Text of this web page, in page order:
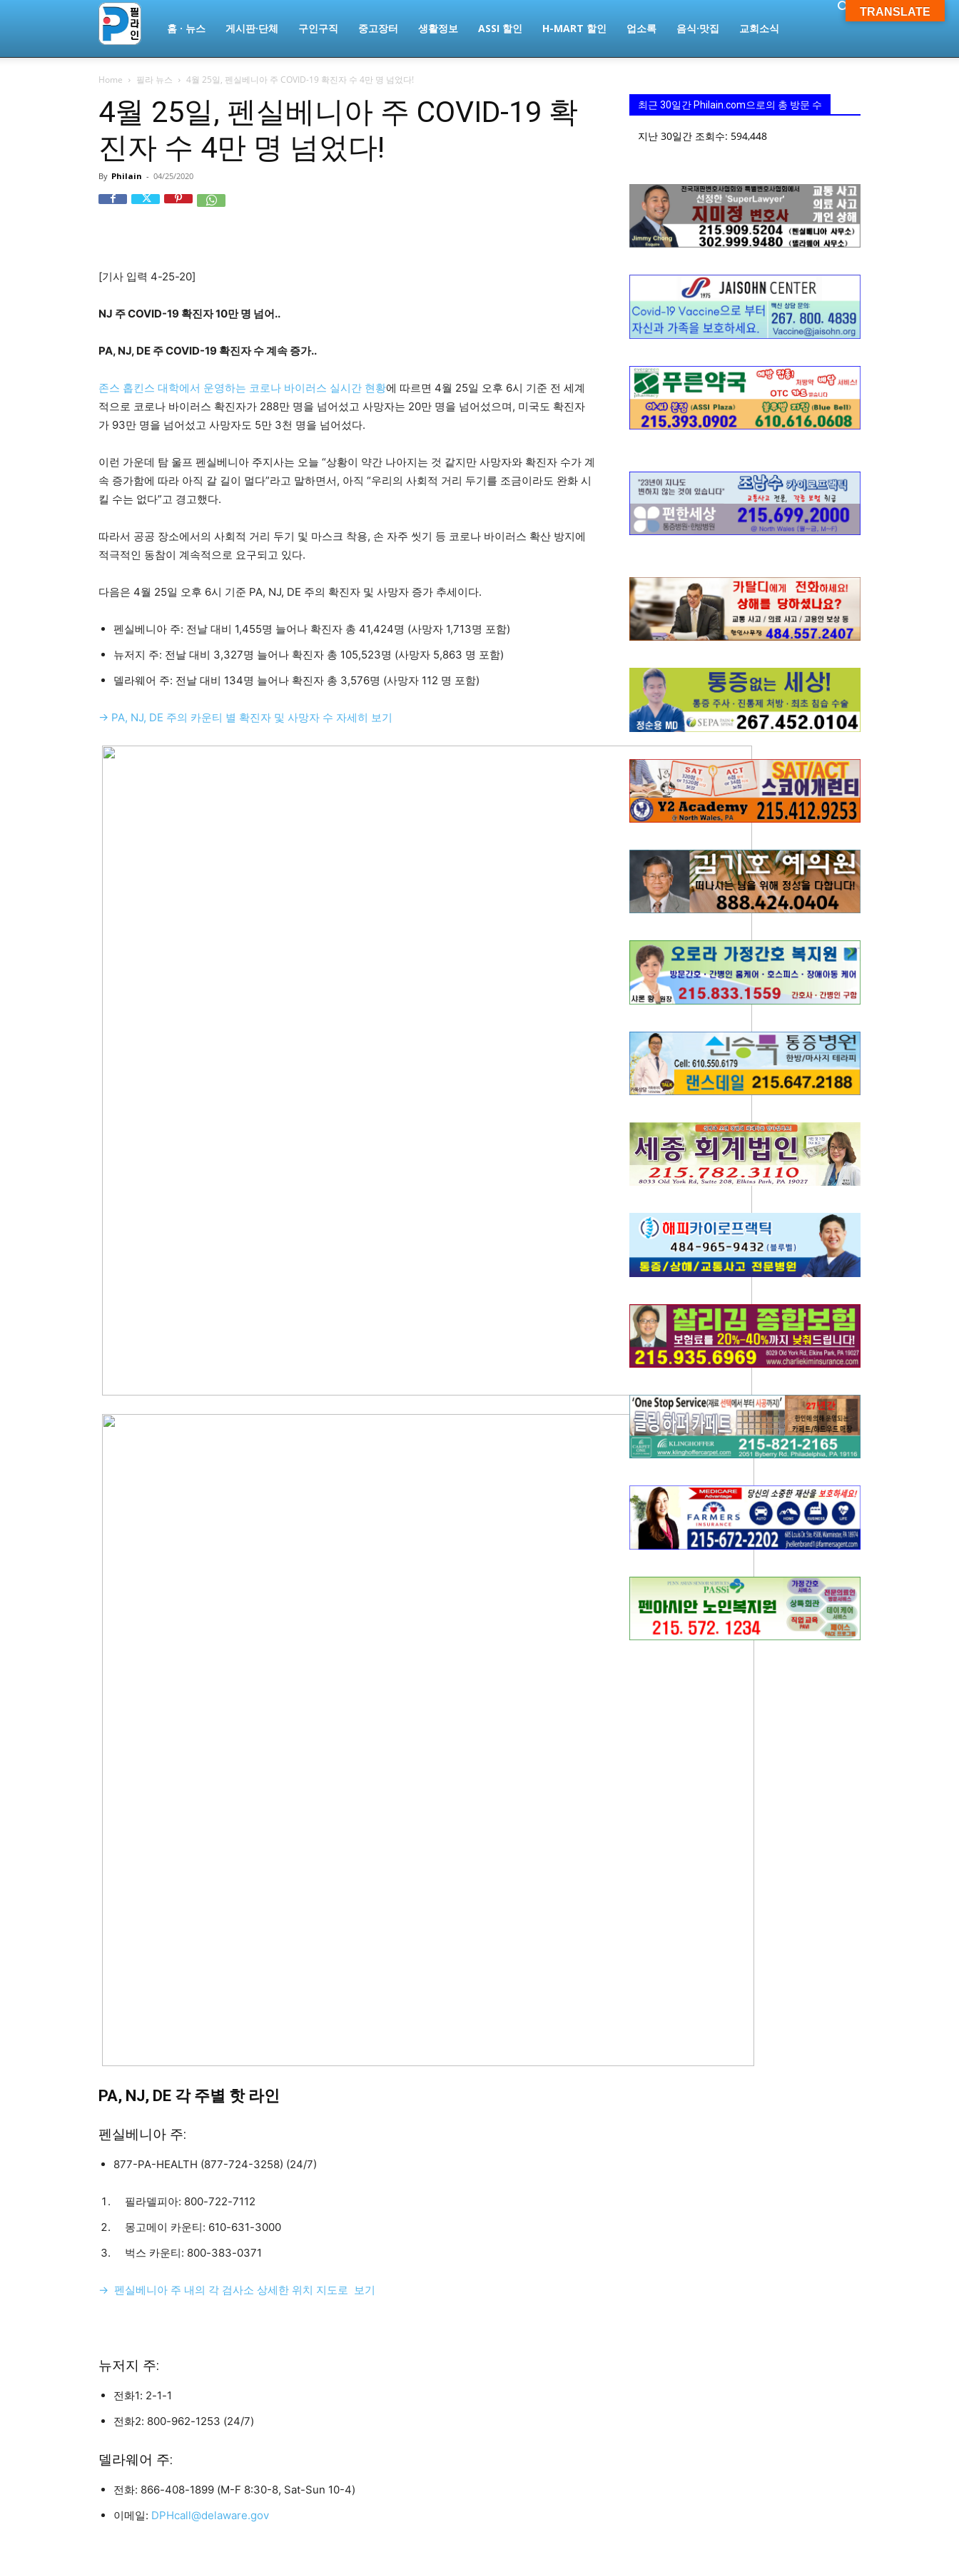
라
ￜ
라
역
한
인
생
활
정
홈 · 뉴스 게시판·단체 구인구직 중고장터 생활정보 ASSI 할인 H-MART 할인 업소록 음식·맛집 교회소식
Home 필라 뉴스 4월 25일, 펜실베니아 주 COVID-19 확진자 수 4만 명 넘었다!
4월 25일, 펜실베니아 주 COVID-19 확
진자 수 4만 명 넘었다!
By Philain - 04/25/2020
[기사 입력 4-25-20]
NJ 주 COVID-19 확진자 10만 명 넘어..
PA, NJ, DE 주 COVID-19 확진자 수 계속 증가..
존스 홉킨스 대학에서 운영하는 코로나 바이러스 실시간 현황에 따르면 4월 25일 오후 6시 기준 전 세계
적으로 코로나 바이러스 확진자가 288만 명을 넘어섰고 사망자는 20만 명을 넘어섰으며, 미국도 확진자
가 93만 명을 넘어섰고 사망자도 5만 3천 명을 넘어섰다.
이런 가운데 탐 울프 펜실베니아 주지사는 오늘 “상황이 약간 나아지는 것 같지만 사망자와 확진자 수가 계
속 증가함에 따라 아직 갈 길이 멀다”라고 말하면서, 아직 “우리의 사회적 거리 두기를 조금이라도 완화 시
킬 수는 없다”고 경고했다.
따라서 공공 장소에서의 사회적 거리 두기 및 마스크 착용, 손 자주 씻기 등 코로나 바이러스 확산 방지에
적극적인 동참이 계속적으로 요구되고 있다.
다음은 4월 25일 오후 6시 기준 PA, NJ, DE 주의 확진자 및 사망자 증가 추세이다.
펜실베니아 주: 전날 대비 1,455명 늘어나 확진자 총 41,424명 (사망자 1,713명 포함)
뉴저지 주: 전날 대비 3,327명 늘어나 확진자 총 105,523명 (사망자 5,863 명 포함)
델라웨어 주: 전날 대비 134명 늘어나 확진자 총 3,576명 (사망자 112 명 포함)
→ PA, NJ, DE 주의 카운티 별 확진자 및 사망자 수 자세히 보기
PA, NJ, DE 각 주별 핫 라인
펜실베니아 주:
877-PA-HEALTH (877-724-3258) (24/7)
필라델피아: 800-722-7112
몽고메이 카운티: 610-631-3000
벅스 카운티: 800-383-0371
→ 펜실베니아 주 내의 각 검사소 상세한 위치 지도로 보기
뉴저지 주:
전화1: 2-1-1
전화2: 800-962-1253 (24/7)
델라웨어 주:
전화: 866-408-1899 (M-F 8:30-8, Sat-Sun 10-4)
이메일: DPHcall@delaware.gov
최근 30일간 Philain.com으로의 총 방문 수
지난 30일간 조회수: 594,448
TRANSLATE